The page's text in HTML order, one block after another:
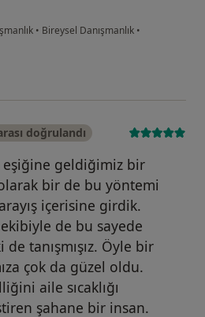
• Bireysel Danışmanlık •
doğrulandı
eşiğine geldiğimiz bir
bir de bu yöntemi
içerisine girdik.
de bu sayede
tanışmışız. Öyle bir
çok da güzel oldu.
aile sıcaklığı
şahane bir insan.